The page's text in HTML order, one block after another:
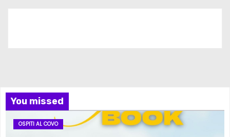
You missed
OSPITI AL COVO